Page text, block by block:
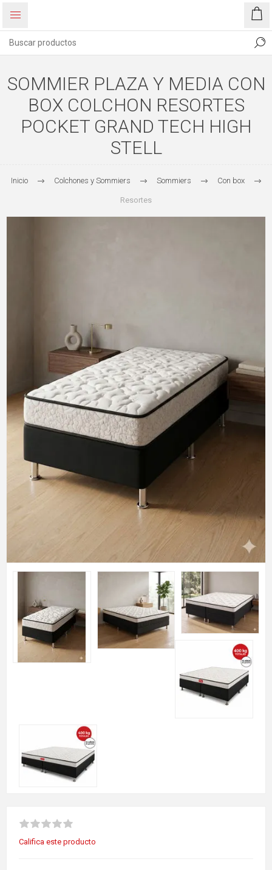
SOMMIER PLAZA Y MEDIA CON
BOX COLCHON RESORTES
POCKET GRAND TECH HIGH
STELL
Inicio Colchones y Sommiers Sommiers Con box
Resortes
Califica este producto